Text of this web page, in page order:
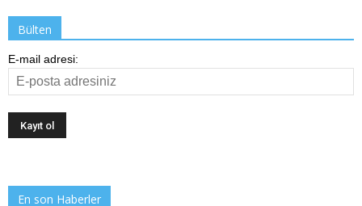
Bülten
E-mail adresi:
En son Haberler